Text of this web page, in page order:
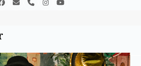
Facebook
E- TelefonInstagramYouTube